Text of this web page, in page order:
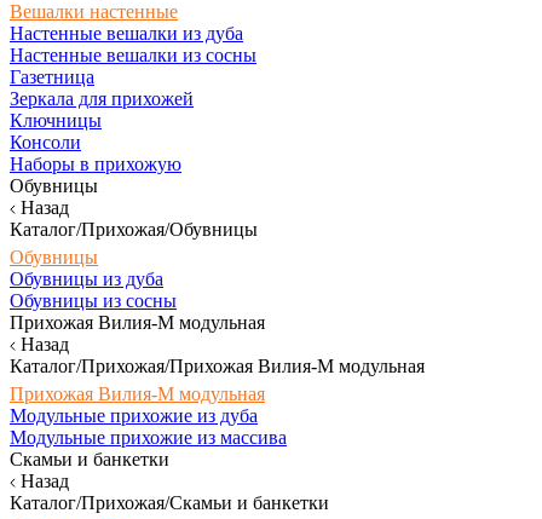
Вешалки настенные
Настенные вешалки из дуба
Настенные вешалки из сосны
Газетница
Зеркала для прихожей
Ключницы
Консоли
Наборы в прихожую
Обувницы
Назад
Каталог/Прихожая/Обувницы
Обувницы
Обувницы из дуба
Обувницы из сосны
Прихожая Вилия-М модульная
Назад
Каталог/Прихожая/Прихожая Вилия-М модульная
Прихожая Вилия-М модульная
Модульные прихожие из дуба
Модульные прихожие из массива
Скамьи и банкетки
Назад
Каталог/Прихожая/Скамьи и банкетки